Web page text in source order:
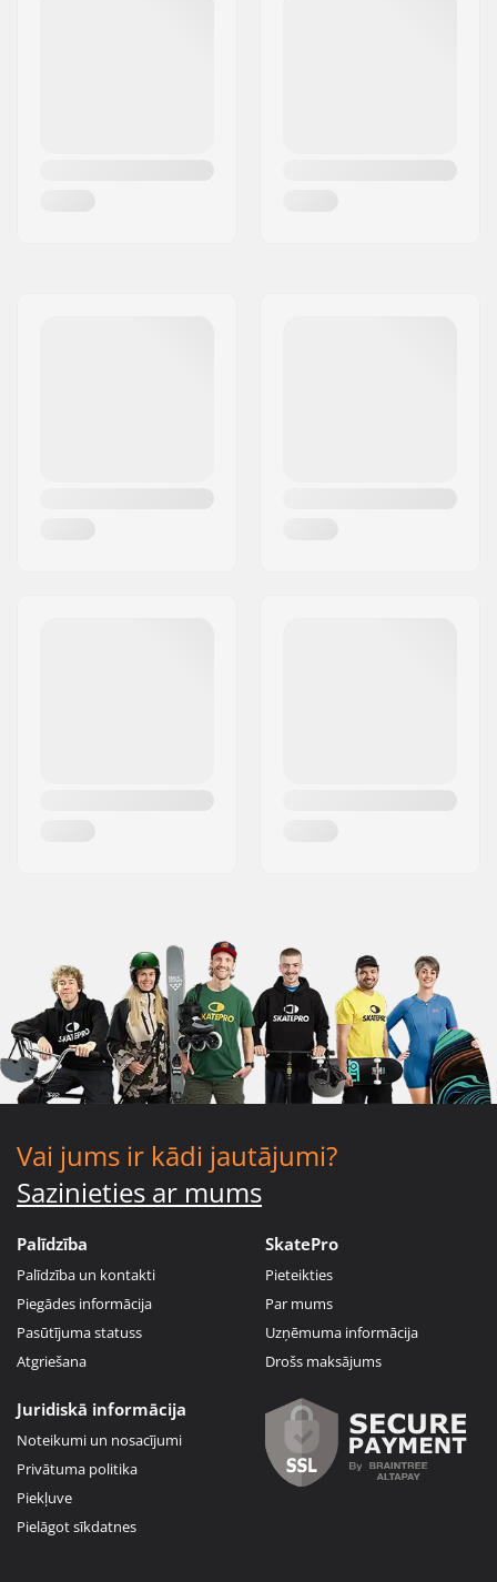
Vai jums ir kādi jautājumi?
Sazinieties ar mums
Palīdzība
Palīdzība un kontakti
Piegādes informācija
Pasūtījuma statuss
Atgriešana
SkatePro
Pieteikties
Par mums
Uzņēmuma informācija
Drošs maksājums
Juridiskā informācija
Noteikumi un nosacījumi
Privātuma politika
Piekļuve
Pielāgot sīkdatnes